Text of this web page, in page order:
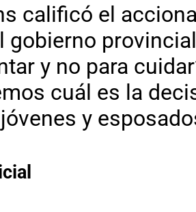
calificó el
gobierno
y no para
cuál es la
y